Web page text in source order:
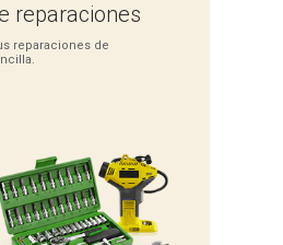
reparaciones
reparaciones de